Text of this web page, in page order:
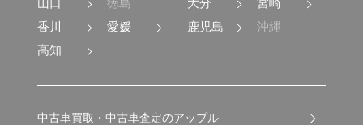
山口
徳島
香川
愛媛
高知
大分
宮崎
鹿児島
沖縄
中古車買取・中古車査定のアップル